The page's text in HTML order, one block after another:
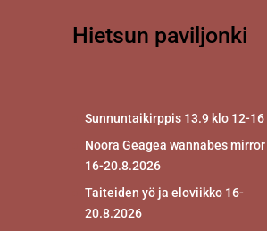
Hietsun paviljonki
Sunnuntaikirppis 13.9 klo 12-16
Noora Geagea wannabes mirror
16-20.8.2026
Taiteiden yö ja eloviikko 16-
20.8.2026